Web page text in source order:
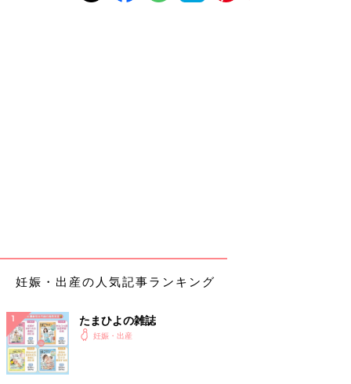
妊娠・出産の人気記事ランキング
たまひよの雑誌
妊娠・出産